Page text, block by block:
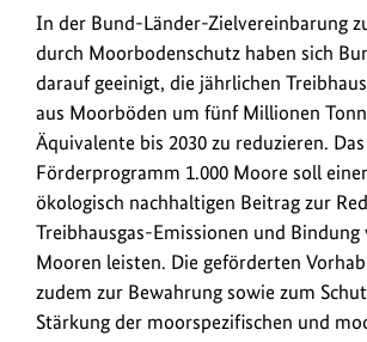
In der Bund-Länder-Zielvereinbarung
durch Moorbodenschutz haben sich
darauf geeinigt, die jährlichen
aus Moorböden um fünf Millionen
Äquivalente bis 2030 zu reduzieren. Das
Förderprogramm 1.000 Moore soll
ökologisch nachhaltigen Beitrag zur
Treibhausgas-Emissionen und Bindung
Mooren leisten. Die geförderten
zudem zur Bewahrung sowie zum
Stärkung der moorspezifischen und